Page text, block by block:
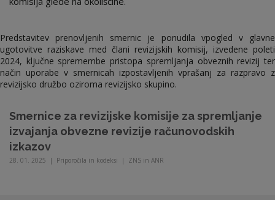
Predstavitev prenovljenih smernic je ponudila vpogled v glavne
ugotovitve raziskave med člani revizijskih komisij, izvedene poleti
2024, ključne spremembe pristopa spremljanja obveznih revizij ter
način uporabe v smernicah izpostavljenih vprašanj za razpravo z
revizijsko družbo oziroma revizijsko skupino.
Smernice za revizijske komisije za spremljanje
izvajanja obvezne revizije računovodskih
izkazov
28. 01. 2025 | Priporočila in kodeksi | ZNS in ANR